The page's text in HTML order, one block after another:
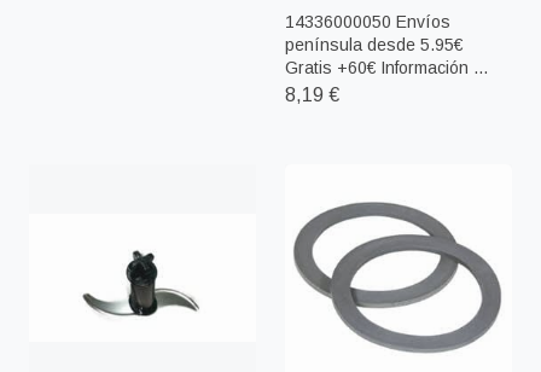
14336000050 Envíos
península desde 5.95€
Gratis +60€ Información ...
8,19 €